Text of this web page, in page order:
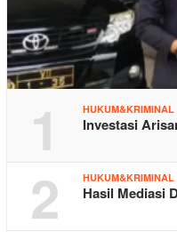
1 HUKUM&KRIMINAL
Investasi
2 HUKUM&KRIMINAL
Hasil Mediasi